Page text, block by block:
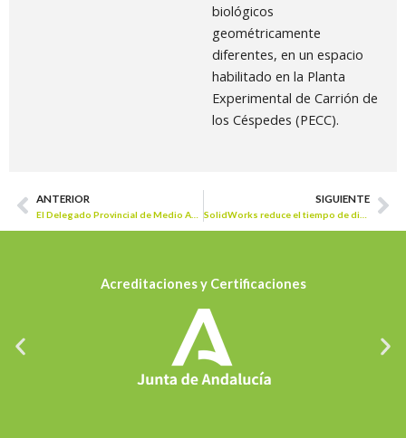
biológicos
geométricamente
diferentes, en un espacio
habilitado en la Planta
Experimental de Carrión de
los Céspedes (PECC).
Prev
ANTERIOR SIGUIENTE
Acreditaciones y Certificaciones